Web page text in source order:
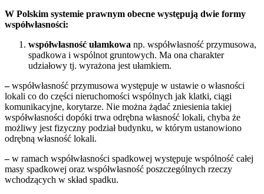
W Polskim systemie prawnym obecne występują dwie formy
współwłasności:
współwłasność ułamkowa np. współwłasność przymusowa,
spadkowa i wspólnot gruntowych. Ma ona charakter
udziałowy tj. wyrażona jest ułamkiem.
–współwłasność przymusowa występuje w ustawie o własności
lokali co do części nieruchomości wspólnych jak klatki, ciągi
komunikacyjne, korytarze. Nie można żądać zniesienia takiej
współwłasności dopóki trwa odrębna własność lokali, chyba że
możliwy jest fizyczny podział budynku, w którym ustanowiono
odrębną własność lokali.
–w ramach współwłasności spadkowej występuje wspólność całej
masy spadkowej oraz współwłasność poszczególnych rzeczy
wchodzących w skład spadku.